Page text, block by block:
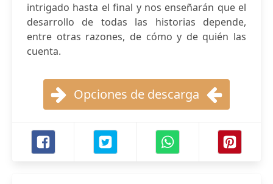
intrigado hasta el final y nos enseñarán que el
desarrollo de todas las historias depende,
entre otras razones, de cómo y de quién las
cuenta.
Opciones de descarga